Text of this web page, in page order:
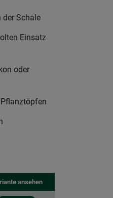
der Schale
Einsatz
oder
ansehen